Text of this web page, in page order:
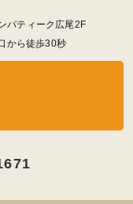
ティーク広尾2F
から徒歩30秒